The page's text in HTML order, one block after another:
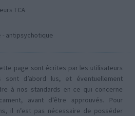
TCA
- antipsychotique
page sont écrites par les utilisateurs
sont d’abord lus, et éventuellement
à nos standards en ce qui concerne
avant d’être approuvés. Pour
il n’est pas nécessaire de posséder